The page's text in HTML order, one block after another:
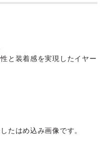
と装着感を実現したイヤー
たはめ込み画像です。